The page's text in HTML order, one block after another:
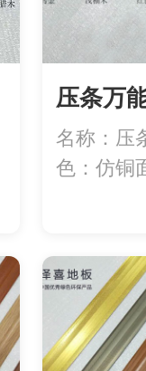
压条万
名称：压
色：仿铜